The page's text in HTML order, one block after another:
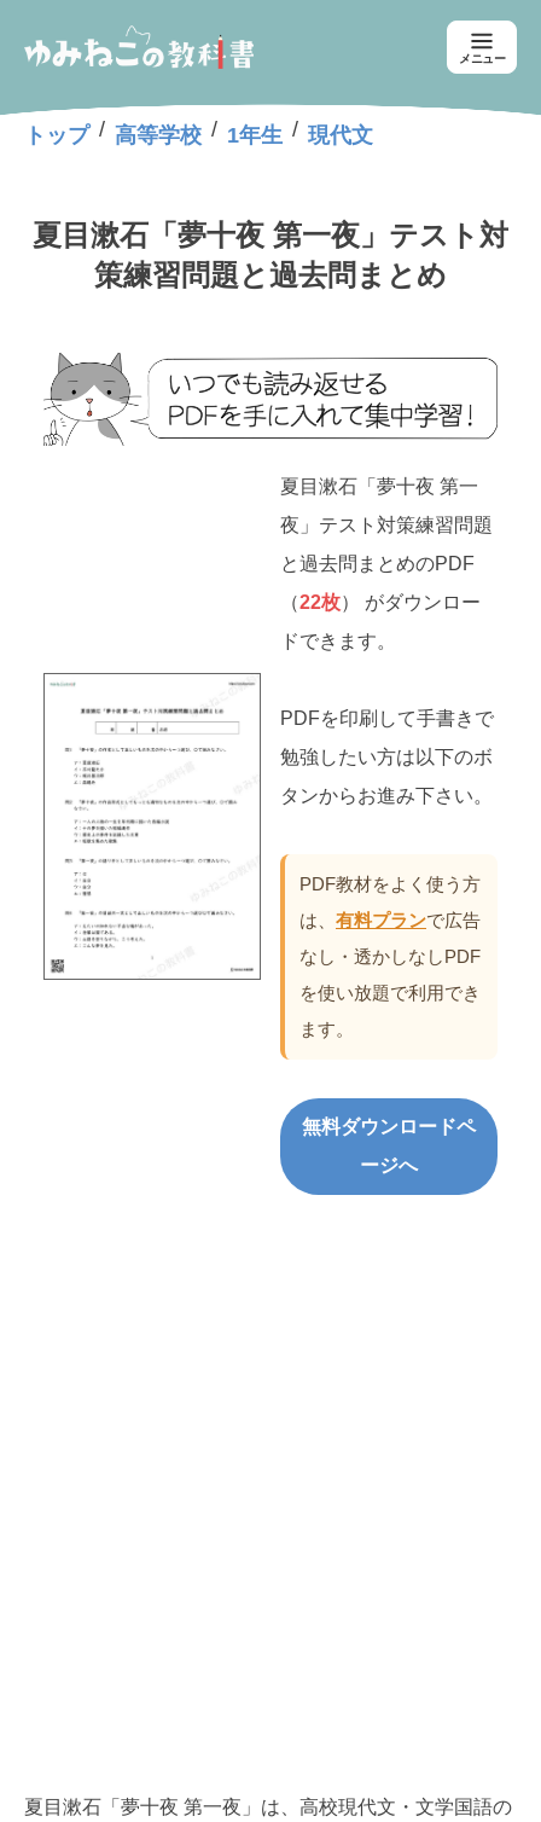
メニュー
トップ / 高等学校 / 1年生 / 現代文
夏目漱石「夢十夜 第一夜」テスト対
策練習問題と過去問まとめ
夏目漱石「夢十夜 第一
夜」テスト対策練習問題
と過去問まとめのPDF
（22枚） がダウンロー
ドできます。
PDFを印刷して手書きで
勉強したい方は以下のボ
タンからお進み下さい。
PDF教材をよく使う方
は、 有料プランで広告
なし・透かしなしPDF
を使い放題で利用でき
ます。
無料ダウンロードペ
ージへ
夏目漱石「夢十夜 第一夜」は、高校現代文・文学国語の